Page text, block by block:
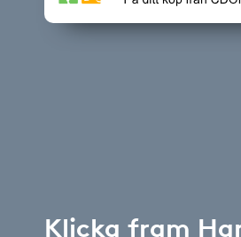
Klicka fram